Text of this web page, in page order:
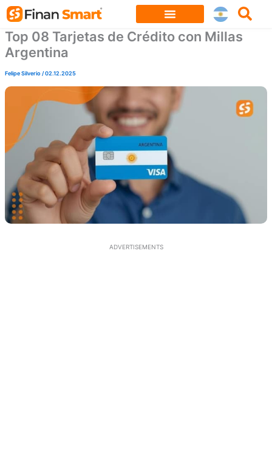
Skip
content
Top 08 Tarjetas de Crédito con Millas
Argentina
Felipe Silverio/02.12.2025
ADVERTISEMENTS